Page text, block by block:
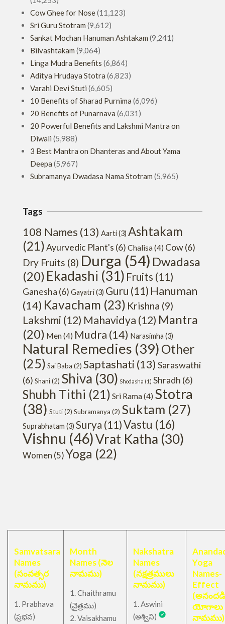
Cow Ghee for Nose(11,123)
Sri Guru Stotram (9,612)
Sankat Mochan Hanuman Ashtakam (9,241)
Bilvashtakam (9,064)
Linga Mudra Benefits (6,864)
Aditya Hrudaya Stotra (6,823)
Varahi Devi Stuti (6,605)
10 Benefits of Sharad Purnima (6,096)
20 Benefits of Punarnava (6,031)
20 Powerful Benefits and Lakshmi Mantra on
Diwali (5,988)
3 Best Mantra on Dhanteras and About Yama
Deepa (5,967)
Subramanya Dwadasa Nama Stotram (5,965)
Tags
108 Names (13) Aarti(3) Ashtakam
(21)Ayurvedic Plant's (6) Chalisa(4) Cow(6)
Dry Fruits (8) Durga (54) Dwadasa
(20) Ekadashi (31) Fruits (11)
Ganesha (6) Gayatri(3) Guru (11) Hanuman
(14) Kavacham (23) Krishna (9)
Lakshmi (12) Mahavidya (12) Mantra
(20) Men(4) Mudra (14) Narasimha (3)
Natural Remedies (39) Other
(25) Sai Baba (2) Saptashati (13) Saraswathi
(6) Shani(2) Shiva (30) Shodasha (1) Shradh (6)
Shubh Tithi (21) Sri Rama(4) Stotra
(38) Stuti(2) Subramanya (2) Suktam (27)
Suprabhatam (3) Surya (11)Vastu (16)
Vishnu (46)Vrat Katha (30)
Women (5)Yoga (22)
Samvatsara
Names
(సంవత్సర
నామము)
1. Prabhava
(ప్రభవ)
Month
Names (నెల
నామము)
1. Chaithramu
(చైత్రము)
2. Vaisakhamu
Nakshatra
Names
(నక్షత్రములు
నామము)
1. Aswini
(అశ్విని)
Yoga
Names-
Effect
(అనందడి
యోగాలు
నామము)